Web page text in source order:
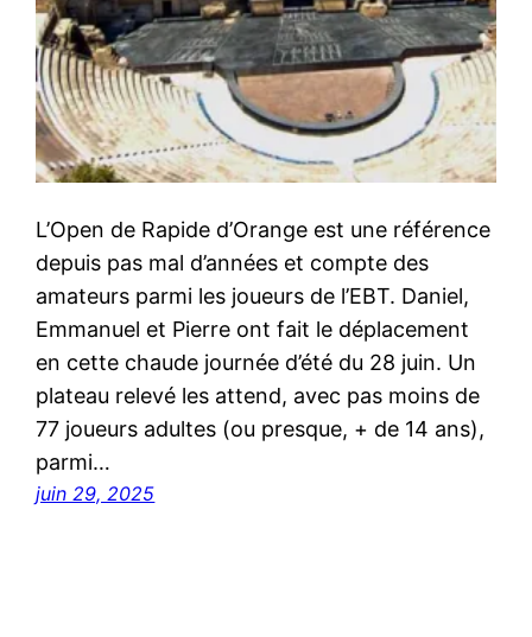
L’Open de Rapide d’Orange est une référence
depuis pas mal d’années et compte des
amateurs parmi les joueurs de l’EBT. Daniel,
Emmanuel et Pierre ont fait le déplacement
en cette chaude journée d’été du 28 juin. Un
plateau relevé les attend, avec pas moins de
77 joueurs adultes (ou presque, + de 14 ans),
parmi…
juin 29, 2025